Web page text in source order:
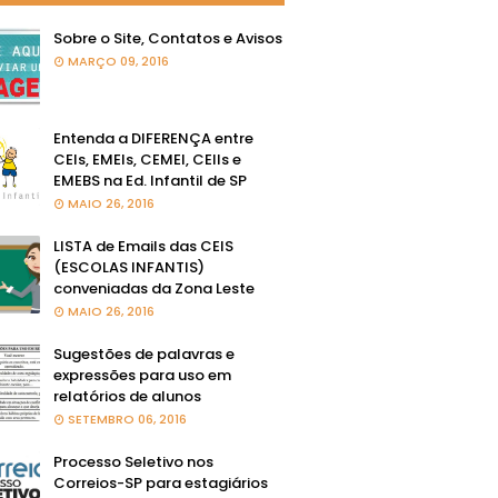
Sobre o Site, Contatos e Avisos
MARÇO 09, 2016
Entenda a DIFERENÇA entre
CEIs, EMEIs, CEMEI, CEIIs e
EMEBS na Ed. Infantil de SP
MAIO 26, 2016
LISTA de Emails das CEIS
(ESCOLAS INFANTIS)
conveniadas da Zona Leste
MAIO 26, 2016
Sugestões de palavras e
expressões para uso em
relatórios de alunos
SETEMBRO 06, 2016
Processo Seletivo nos
Correios-SP para estagiários